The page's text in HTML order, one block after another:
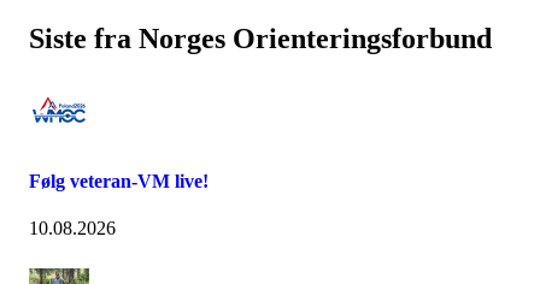
Siste fra Norges Orienteringsforbund
Følg veteran-VM live!
10.08.2026